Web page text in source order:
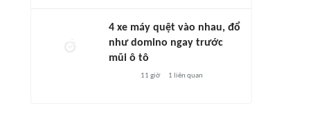
4 xe máy quệt vào nhau, đổ
như domino ngay trước
mũi ô tô
11 giờ 1 liên quan